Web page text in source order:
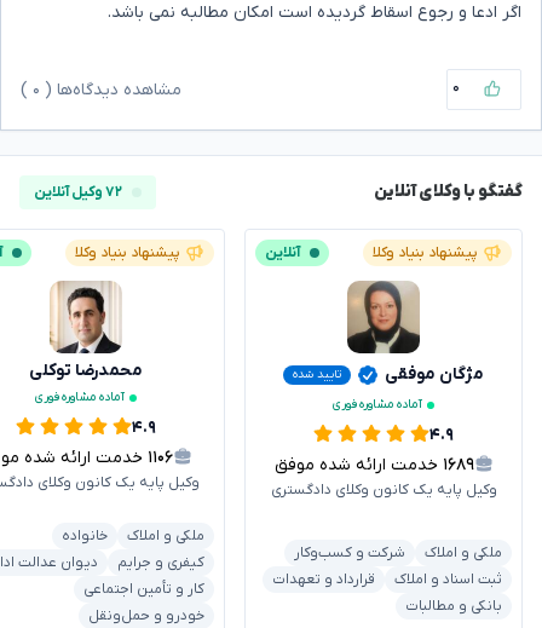
اگر ادعا و رجوع اسقاط گردیده است امکان مطالبه نمی باشد.
۰ مشاهده دیدگاه‌ها ( ۰
گفتگو با وکلای آنلاین ۷۲ وکیل آنلاین
پیشنهاد بنیاد وکلا آنلاین
مژگان موفقی
تایید شده
آماده مشاوره فوری
۴.۹
۱۶۸۹ خدمت ارائه شده موفق
وکیل پایه یک کانون وکلای دادگستری
ملکی و املاک
شرکت و کسب‌وکار
ثبت اسناد و املاک
قرارداد و تعهدات
بانکی و مطالبات
پیشنهاد بنیاد وکلا
محمدرضا توکلی
آماده مشاوره فوری
۴.۹
۱۱۰۶ خدمت ارائه شده موفق
وکیل پایه یک کانون وکلای
ملکی و املاک
خانواده
کیفری و جرایم
دیوان عدالت
کار و تأمین اجتماعی
خودرو و حمل‌ونقل